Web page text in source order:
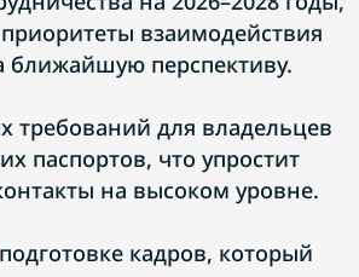
взаимодействия
ближайшую перспективу.
требований для владельцев
паспортов, что упростит
на высоком уровне.
кадров, который